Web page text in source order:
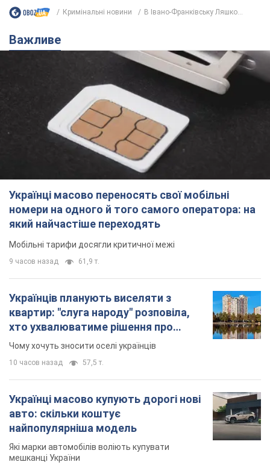
Кримінальні новини В Івано-Франківську Ляшко...
Важливе
Українці масово переносять свої мобільні
номери на одного й того самого оператора: на
який найчастіше переходять
Мобільні тарифи досягли критичної межі
9 часов назад 61,9 т.
Українців планують виселяти з
квартир: "слуга народу" розповіла,
хто ухвалюватиме рішення про
знесення будинків
Чому хочуть зносити оселі українців
10 часов назад 57,5 т.
Українці масово купують дорогі нові
авто: скільки коштує
найпопулярніша модель
Які марки автомобілів воліють купувати
мешканці України